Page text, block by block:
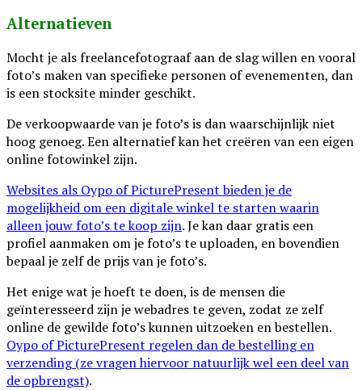
Alternatieven
Mocht je als freelancefotograaf aan de slag willen en vooral
foto’s maken van specifieke personen of evenementen, dan
is een stocksite minder geschikt.
De verkoopwaarde van je foto’s is dan waarschijnlijk niet
hoog genoeg. Een alternatief kan het creëren van een eigen
online fotowinkel zijn.
Websites als Oypo of PicturePresent bieden je de
mogelijkheid om een digitale winkel te starten waarin
alleen jouw foto’s te koop zijn. Je kan daar gratis een
profiel aanmaken om je foto’s te uploaden, en bovendien
bepaal je zelf de prijs van je foto’s.
Het enige wat je hoeft te doen, is de mensen die
geïnteresseerd zijn je webadres te geven, zodat ze zelf
online de gewilde foto’s kunnen uitzoeken en bestellen.
Oypo of PicturePresent regelen dan de bestelling en
verzending (ze vragen hiervoor natuurlijk wel een deel van
de opbrengst).